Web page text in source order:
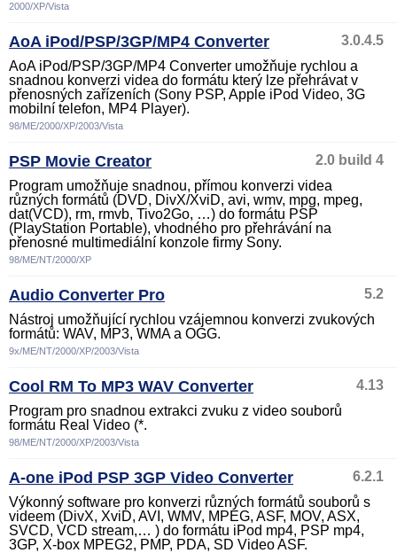
2000/XP/Vista
AoA iPod/PSP/3GP/MP4 Converter
3.0.4.5
AoA iPod/PSP/3GP/MP4 Converter umožňuje rychlou a
snadnou konverzi videa do formátu který lze přehrávat v
přenosných zařízeních (Sony PSP, Apple iPod Video, 3G
mobilní telefon, MP4 Player).
98/ME/2000/XP/2003/Vista
PSP Movie Creator
2.0 build 4
Program umožňuje snadnou, přímou konverzi videa
různých formátů (DVD, DivX/XviD, avi, wmv, mpg, mpeg,
dat(VCD), rm, rmvb, Tivo2Go, …) do formátu PSP
(PlayStation Portable), vhodného pro přehrávání na
přenosné multimediální konzole firmy Sony.
98/ME/NT/2000/XP
Audio Converter Pro
5.2
Nástroj umožňující rychlou vzájemnou konverzi zvukových
formátů: WAV, MP3, WMA a OGG.
9x/ME/NT/2000/XP/2003/Vista
Cool RM To MP3 WAV Converter
4.13
Program pro snadnou extrakci zvuku z video souborů
formátu Real Video (*.
98/ME/NT/2000/XP/2003/Vista
A-one iPod PSP 3GP Video Converter
6.2.1
Výkonný software pro konverzi různých formátů souborů s
videem (DivX, XviD, AVI, WMV, MPEG, ASF, MOV, ASX,
SVCD, VCD stream,… ) do formátu iPod mp4, PSP mp4,
3GP, X-box MPEG2, PMP, PDA, SD Video ASF.